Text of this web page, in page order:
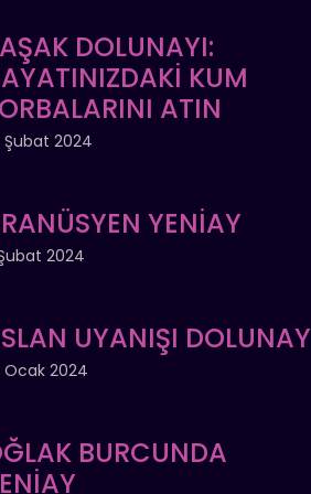
DOLUNAYI:
KUM
ATIN
Şubat 2024
YENİAY
2024
UYANIŞI DOLUNAY
Ocak 2024
BURCUNDA